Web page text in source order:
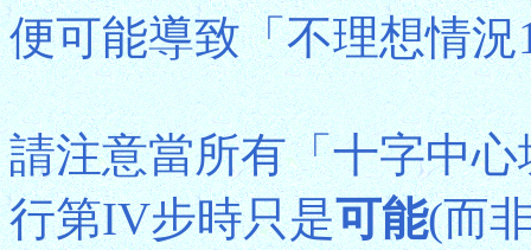
便可能導致「不理想情況
請注意當所有「十字中
行第IV步時只是可能(而